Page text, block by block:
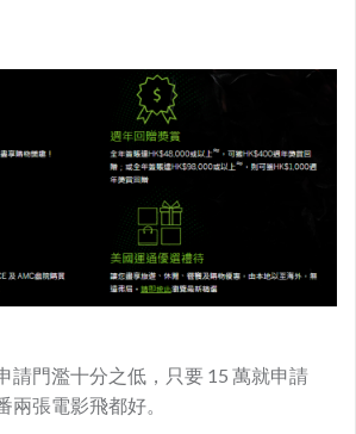
請門濫十分之低，只要 15 萬就申請
兩張電影飛都好。